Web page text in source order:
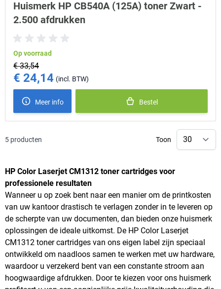
Huismerk HP CB540A (125A) toner Zwart -
2.500 afdrukken
Op voorraad
€ 33,54
Special Price
€ 24,14
Meer info Bestel
5 producten Toon
HP Color Laserjet CM1312 toner cartridges voor
professionele resultaten
Wanneer u op zoek bent naar een manier om de printkosten
van uw kantoor drastisch te verlagen zonder in te leveren op
de scherpte van uw documenten, dan bieden onze huismerk
oplossingen de ideale uitkomst. De HP Color Laserjet
CM1312 toner cartridges van ons eigen label zijn speciaal
ontwikkeld om naadloos samen te werken met uw hardware,
waardoor u verzekerd bent van een constante stroom aan
hoogwaardige afdrukken. Door te kiezen voor ons huismerk